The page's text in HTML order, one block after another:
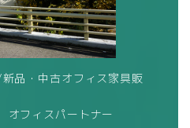
品・中古オフィス家具販
フィスパートナー